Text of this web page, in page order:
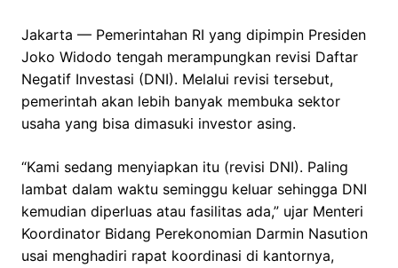
Jakarta — Pemerintahan RI yang dipimpin Presiden
Joko Widodo tengah merampungkan revisi Daftar
Negatif Investasi (DNI). Melalui revisi tersebut,
pemerintah akan lebih banyak membuka sektor
usaha yang bisa dimasuki investor asing.
“Kami sedang menyiapkan itu (revisi DNI). Paling
lambat dalam waktu seminggu keluar sehingga DNI
kemudian diperluas atau fasilitas ada,” ujar Menteri
Koordinator Bidang Perekonomian Darmin Nasution
usai menghadiri rapat koordinasi di kantornya,